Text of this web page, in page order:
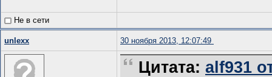
Не в сети
unlexx 30 ноября 2013, 12:07:49
Цитата: alf931